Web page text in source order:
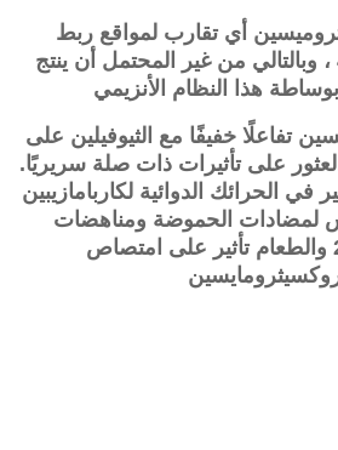
أي تقارب لمواقع ربط
السيتوكروم ب-450 ، وبالتالي من غير المحتمل أن ينتج
هذا النظام الأنزيمي
تفاعلًا خفيفًا مع الثيوفيلين على
على تأثيرات ذات صلة سريريًا.
في الحرائك الدوائية لكاربامازيبين
لمضادات الحموضة ومناهضات
مستقبلات هـ2 والطعام تأثير على امتصاص